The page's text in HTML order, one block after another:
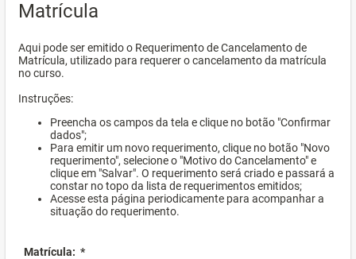
Matrícula
Aqui pode ser emitido o Requerimento de Cancelamento de
Matrícula, utilizado para requerer o cancelamento da matrícula
no curso.
Instruções:
Preencha os campos da tela e clique no botão "Confirmar
dados";
Para emitir um novo requerimento, clique no botão "Novo
requerimento", selecione o "Motivo do Cancelamento" e
clique em "Salvar". O requerimento será criado e passará a
constar no topo da lista de requerimentos emitidos;
Acesse esta página periodicamente para acompanhar a
situação do requerimento.
Matrícula: *